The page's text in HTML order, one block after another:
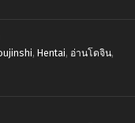
, Hentai, อ่านโดจิน,